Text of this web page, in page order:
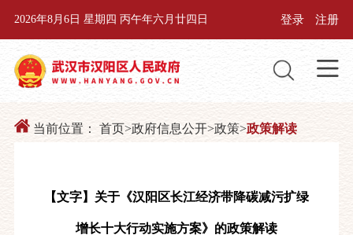
2026年8月6日 星期四 丙午年六月廿四日 登录 注册
当前位置： 首页>政府信息公开>政策>政策解读
【文字】关于《汉阳区长江经济带降碳减污扩绿
增长十大行动实施方案》的政策解读